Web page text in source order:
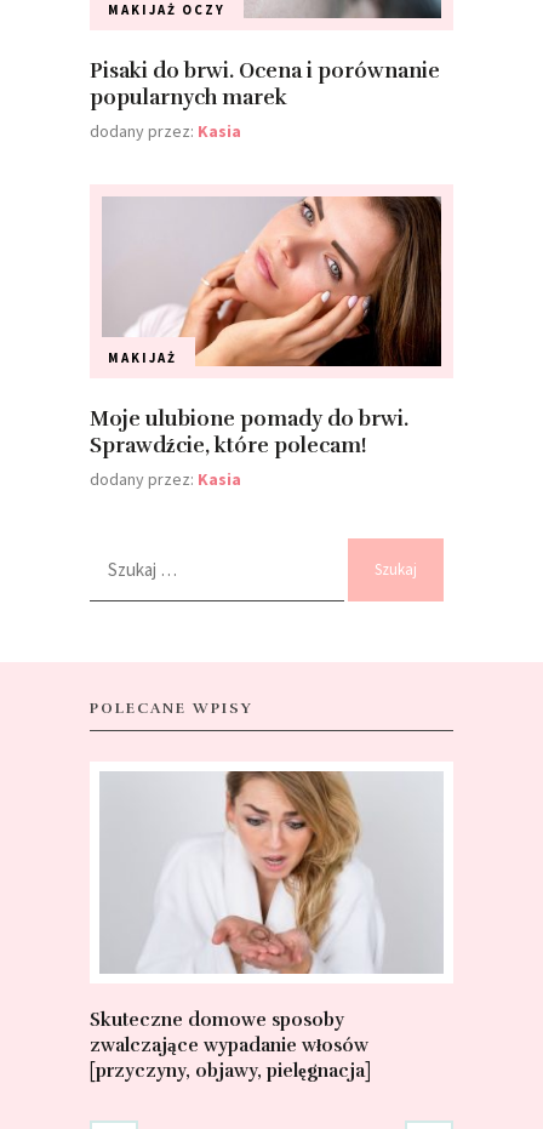
MAKIJAŻ OCZY
Pisaki do brwi. Ocena i porównanie
popularnych marek
dodany przez: Kasia
MAKIJAŻ
Moje ulubione pomady do brwi.
Sprawdźcie, które polecam!
dodany przez: Kasia
POLECANE WPISY
Skuteczne domowe sposoby
zwalczające wypadanie włosów
[przyczyny, objawy, pielęgnacja]